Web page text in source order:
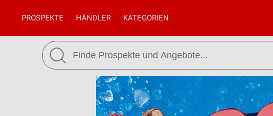
PROSPEKTE HÄNDLER KATEGORIEN